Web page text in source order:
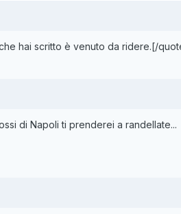
hai scritto è venuto da ridere.[/
di Napoli ti prenderei a randellate...